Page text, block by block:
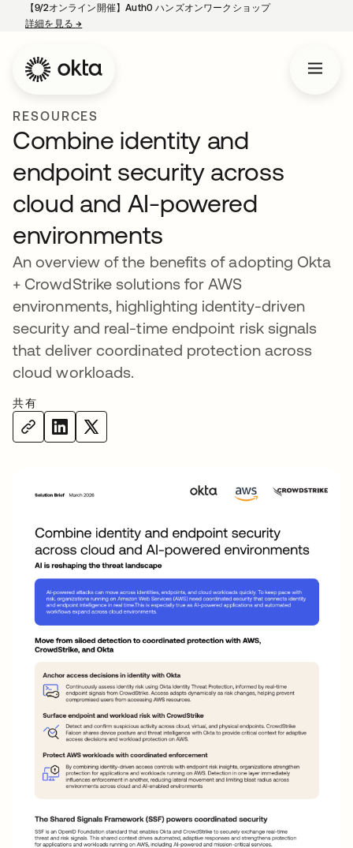
【9/2オンライン開催】Auth0 ハンズオンワークショップ
詳細を見る→
RESOURCES
Combine identity and
endpoint security across
cloud and AI-powered
environments
An overview of the benefits of adopting Okta
+ CrowdStrike solutions for AWS
environments, highlighting identity-driven
security and real-time endpoint risk signals
that deliver coordinated protection across
cloud workloads.
共有